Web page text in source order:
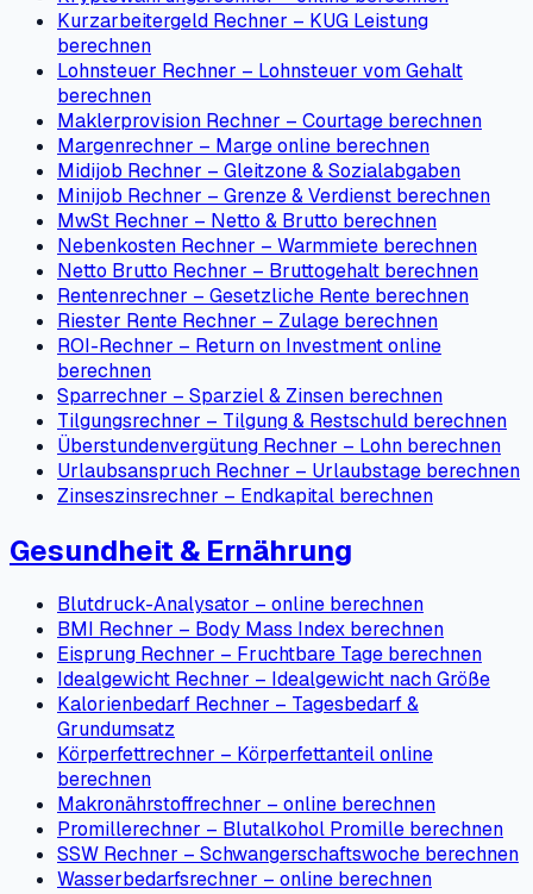
Kurzarbeitergeld Rechner – KUG Leistung
berechnen
Lohnsteuer Rechner – Lohnsteuer vom Gehalt
berechnen
Maklerprovision Rechner – Courtage berechnen
Margenrechner – Marge online berechnen
Midijob Rechner – Gleitzone & Sozialabgaben
Minijob Rechner – Grenze & Verdienst berechnen
MwSt Rechner – Netto & Brutto berechnen
Nebenkosten Rechner – Warmmiete berechnen
Netto Brutto Rechner – Bruttogehalt berechnen
Rentenrechner – Gesetzliche Rente berechnen
Riester Rente Rechner – Zulage berechnen
ROI-Rechner – Return on Investment online
berechnen
Sparrechner – Sparziel & Zinsen berechnen
Tilgungsrechner – Tilgung & Restschuld berechnen
Überstundenvergütung Rechner – Lohn berechnen
Urlaubsanspruch Rechner – Urlaubstage berechnen
Zinseszinsrechner – Endkapital berechnen
Gesundheit & Ernährung
Blutdruck-Analysator – online berechnen
BMI Rechner – Body Mass Index berechnen
Eisprung Rechner – Fruchtbare Tage berechnen
Idealgewicht Rechner – Idealgewicht nach Größe
Kalorienbedarf Rechner – Tagesbedarf &
Grundumsatz
Körperfettrechner – Körperfettanteil online
berechnen
Makronährstoffrechner – online berechnen
Promillerechner – Blutalkohol Promille berechnen
SSW Rechner – Schwangerschaftswoche berechnen
Wasserbedarfsrechner – online berechnen